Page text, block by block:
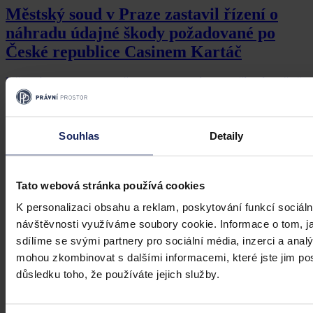
Souhlas Detaily
Tato webová stránka používá cookies
K personalizaci obsahu a reklam, poskytování funkcí
návštěvnosti využíváme soubory cookie. Informace o tom,
sdílíme se svými partnery pro sociální média, inzerci a
mohou zkombinovat s dalšími informacemi, které jste jim
důsledku toho, že používáte jejich služby.
Městský soud v Praze zastavil řízení o
náhradu údajné škody požadované po
České republice Casinem Kartáč
Městský soud v Praze jakožto soud odvolací zastavil řízení, v němž
společnost Casino Kartáč s.r.o. požadovala po České republice
náhradu škody ve výši 1.022.068.000,- Kč v důsledku namítaného
limitů u interaktivních videoloterijních terminálů. Jedná se tak o další
soudní spor v obdobné věci, ve kterém je Ministerstvo financí,
zastoupené Úřadem pro zastupování státu ve věcech majetkových,